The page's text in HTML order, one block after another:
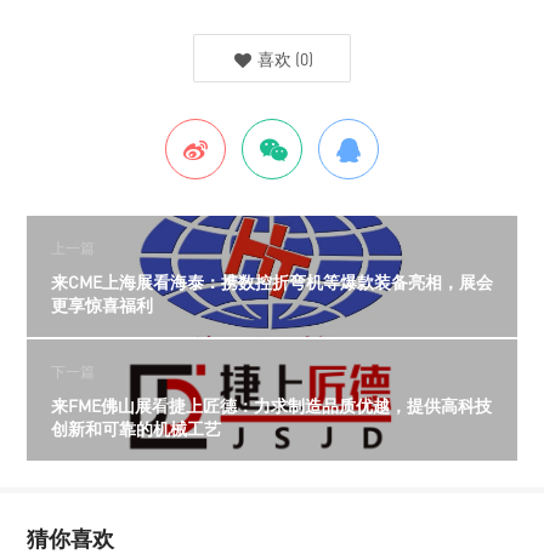
喜欢 (0)
上一篇
来CME上海展看海泰：携数控折弯机等爆款装备亮相，展会
更享惊喜福利
下一篇
来FME佛山展看捷上匠德：力求制造品质优越，提供高科技
创新和可靠的机械工艺
猜你喜欢